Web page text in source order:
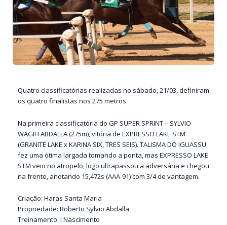
Quatro classificatórias realizadas no sábado, 21/03, definiram
os quatro finalistas nos 275 metros
Na primeira classificatória do GP SUPER SPRINT – SYLVIO
WAGIH ABDALLA (275m), vitória de EXPRESSO LAKE STM
(GRANITE LAKE x KARINA SIX, TRES SEIS). TALISMA DO IGUASSU
fez uma ótima largada tomando a ponta, mas EXPRESSO LAKE
STM veio no atropelo, logo ultrapassou a adversária e chegou
na frente, anotando 15,472s (AAA-91) com 3/4 de vantagem.
Criação: Haras Santa Maria
Propriedade: Roberto Sylvio Abdalla
Treinamento: I Nascimento